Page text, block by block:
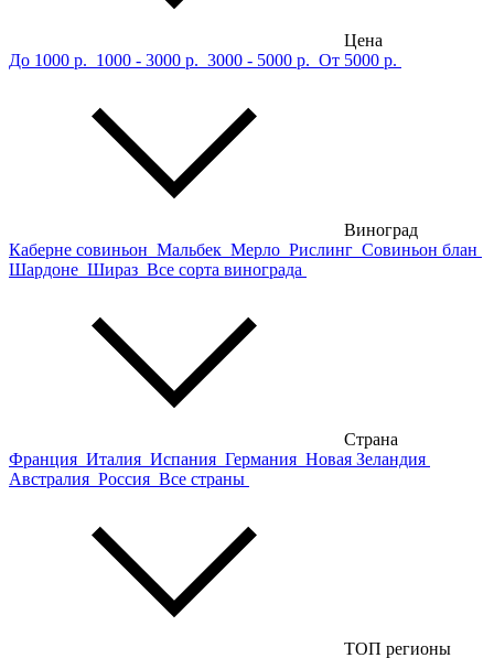
Цена
До 1000 р. 1000 - 3000 р. 3000 - 5000 р. От 5000 р.
Виноград
Каберне совиньон Мальбек Мерло Рислинг Совиньон блан
Шардоне Шираз Все сорта винограда
Страна
Франция Италия Испания Германия Новая Зеландия
Австралия Россия Все страны
ТОП регионы